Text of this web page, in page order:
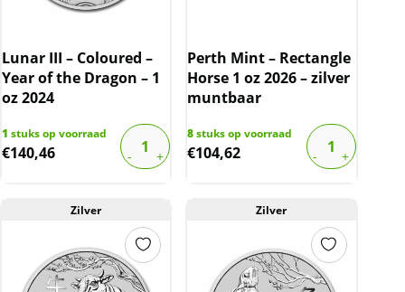
Lunar III – Coloured –
Year of the Dragon – 1
oz 2024
1 stuks op voorraad
€140,46
Perth Mint – Rectangle
Horse 1 oz 2026 – zilver
muntbaar
8stuks op voorraad
€104,62
Zilver Zilver